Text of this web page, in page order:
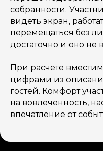
собранности.
видеть экран,
перемещаться без
достаточно и оно не
При расчете
цифрами из
гостей. Комфорт
на вовлеченность,
впечатление от